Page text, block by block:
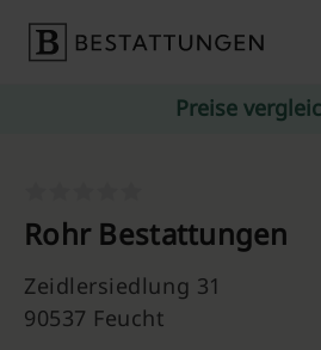
Preise
Rohr Bestattungen
Zeidlersiedlung 31
90537 Feucht